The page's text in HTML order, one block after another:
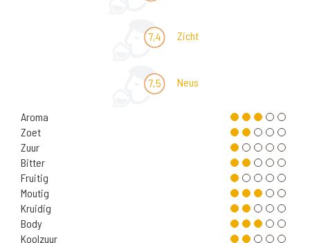
7,4 Zicht
7,5 Neus
Aroma
Zoet
Zuur
Bitter
Fruitig
Moutig
Kruidig
Body
Koolzuur